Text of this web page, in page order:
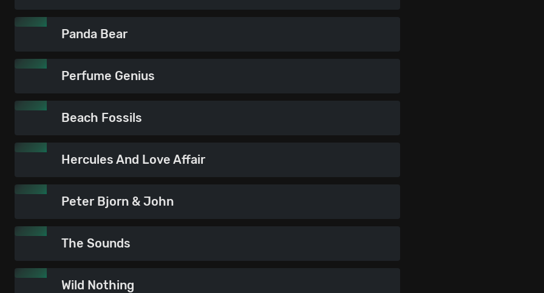
Panda Bear
Perfume Genius
Beach Fossils
Hercules And Love Affair
Peter Bjorn & John
The Sounds
Wild Nothing